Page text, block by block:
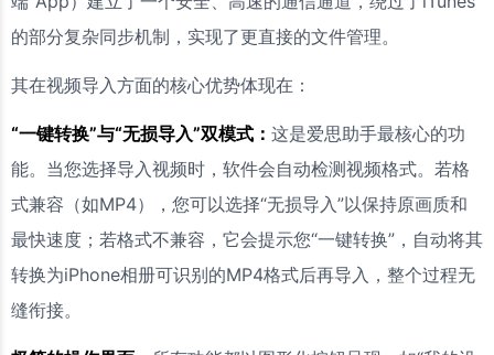
的部分复杂同步机制，实现了更直接的文件管理。
其在视频导入方面的核心优势体现在：
“一键转换”与“无损导入”双模式： 这是爱思助手最核心的功
能。当您选择导入视频时，软件会自动检测视频格式。若格
式兼容（如MP4），您可以选择“无损导入”以保持原画质和
最快速度；若格式不兼容，它会提示您“一键转换”，自动将其
转换为iPhone相册可识别的MP4格式后再导入，整个过程无
缝衔接。